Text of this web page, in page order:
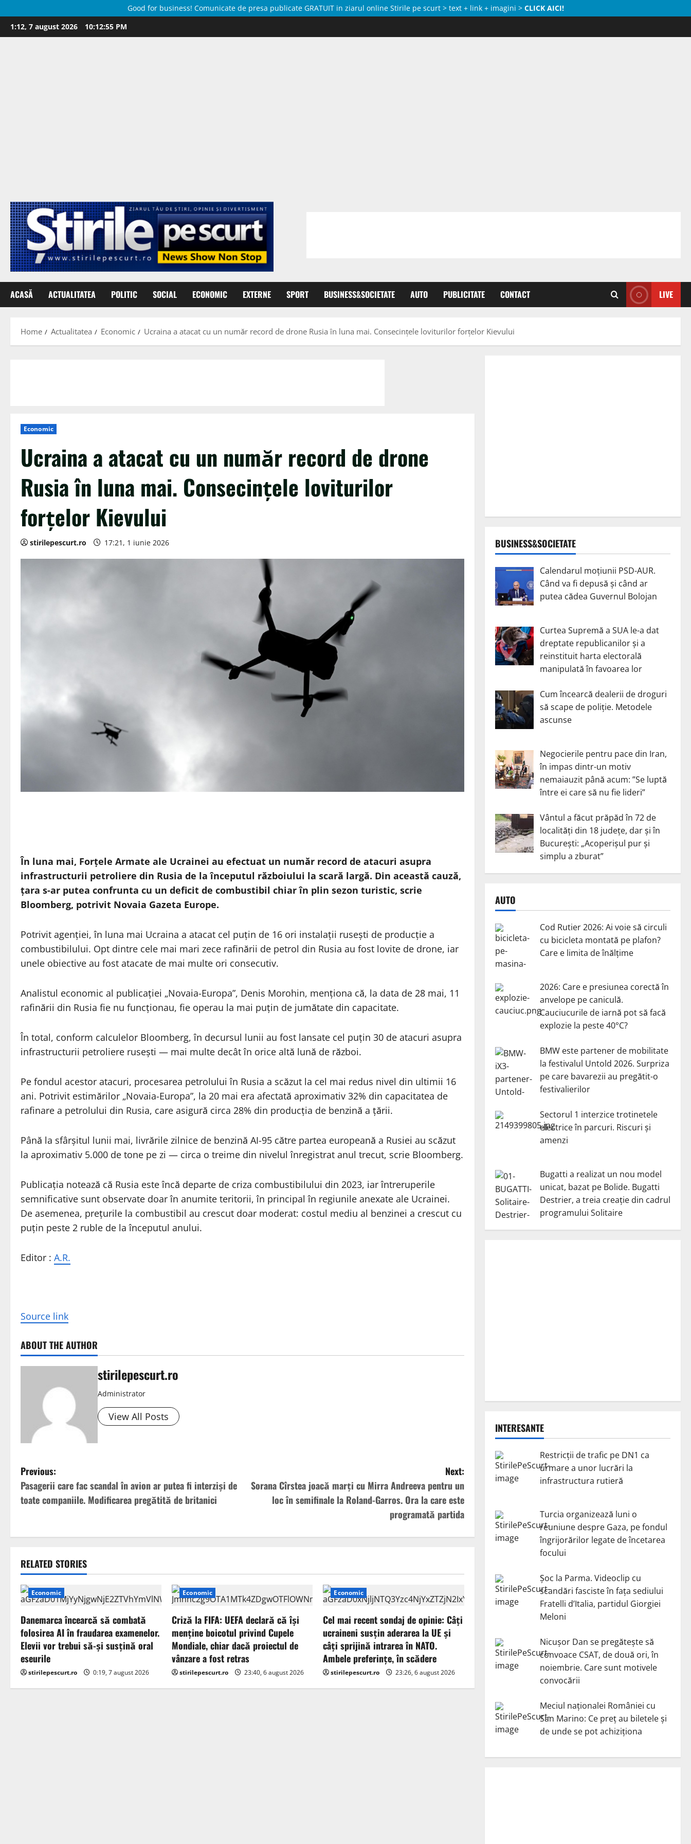
Good for business! Comunicate de presa publicate GRATUIT in ziarul online Stirile pe scurt > text + link + imagini > CLICK AICI!
Skip
to
1:12, 7 august 2026 10:12:56 PM
ACASĂ ACTUALITATEA POLITIC SOCIAL ECONOMIC EXTERNE SPORT BUSINESS&SOCIETATE AUTO PUBLICITATE CONTACT LIVE
Home Actualitatea Economic Ucraina a atacat cu un număr record de drone Rusia în luna mai. Consecințele loviturilor forțelor Kievului
Economic
Ucraina a atacat cu un număr record de drone
Rusia în luna mai. Consecințele loviturilor
forțelor Kievului
stirilepescurt.ro 17:21, 1 iunie 2026
În luna mai, Forțele Armate ale Ucrainei au efectuat un număr record de atacuri asupra
infrastructurii petroliere din Rusia de la începutul războiului la scară largă. Din această cauză,
țara s-ar putea confrunta cu un deficit de combustibil chiar în plin sezon turistic, scrie
Bloomberg, potrivit Novaia Gazeta Europe.
Potrivit agenției, în luna mai Ucraina a atacat cel puțin de 16 ori instalații rusești de producție a
combustibilului. Opt dintre cele mai mari zece rafinării de petrol din Rusia au fost lovite de drone, iar
unele obiective au fost atacate de mai multe ori consecutiv.
Analistul economic al publicației „Novaia-Europa”, Denis Morohin, menționa că, la data de 28 mai, 11
rafinării din Rusia fie nu funcționau, fie operau la mai puțin de jumătate din capacitate.
În total, conform calculelor Bloomberg, în decursul lunii au fost lansate cel puțin 30 de atacuri asupra
infrastructurii petroliere rusești — mai multe decât în orice altă lună de război.
Pe fondul acestor atacuri, procesarea petrolului în Rusia a scăzut la cel mai redus nivel din ultimii 16
ani. Potrivit estimărilor „Novaia-Europa”, la 20 mai era afectată aproximativ 32% din capacitatea de
rafinare a petrolului din Rusia, care asigură circa 28% din producția de benzină a țării.
Până la sfârșitul lunii mai, livrările zilnice de benzină AI-95 către partea europeană a Rusiei au scăzut
la aproximativ 5.000 de tone pe zi — circa o treime din nivelul înregistrat anul trecut, scrie Bloomberg.
Publicația notează că Rusia este încă departe de criza combustibilului din 2023, iar întreruperile
semnificative sunt observate doar în anumite teritorii, în principal în regiunile anexate ale Ucrainei.
De asemenea, prețurile la combustibil au crescut doar moderat: costul mediu al benzinei a crescut cu
puțin peste 2 ruble de la începutul anului.
Editor : A.R.
Source link
ABOUT THE AUTHOR
stirilepescurt.ro
Administrator
View All Posts
P
o
t
n
a
v
i
g
a
t
Previous:
Pasagerii care fac scandal în avion ar putea fi interziși de
toate companiile. Modificarea pregătită de britanici
Next:
Sorana Cîrstea joacă marţi cu Mirra Andreeva pentru un
loc în semifinale la Roland-Garros. Ora la care este
programată partida
RELATED STORIES
Economic
Danemarca încearcă să combată
folosirea AI în fraudarea examenelor.
Elevii vor trebui să-şi susţină oral
eseurile
stirilepescurt.ro 0:19, 7 august 2026
Economic
Criză la FIFA: UEFA declară că îşi
menţine boicotul privind Cupele
Mondiale, chiar dacă proiectul de
vânzare a fost retras
stirilepescurt.ro 23:40, 6 august 2026
Economic
Cel mai recent sondaj de opinie: Câți
ucraineni susțin aderarea la UE și
câți sprijină intrarea în NATO.
Ambele preferințe, în scădere
stirilepescurt.ro 23:26, 6 august 2026
BUSINESS&SOCIETATE
Calendarul moțiunii PSD-AUR.
Când va fi depusă și când ar
putea cădea Guvernul Bolojan
Curtea Supremă a SUA le-a dat
dreptate republicanilor și a
reinstituit harta electorală
manipulată în favoarea lor
Cum încearcă dealerii de droguri
să scape de poliție. Metodele
ascunse
Negocierile pentru pace din Iran,
în impas dintr-un motiv
nemaiauzit până acum: ”Se luptă
între ei care să nu fie lideri”
Vântul a făcut prăpăd în 72 de
localități din 18 județe, dar și în
București: „Acoperișul pur și
simplu a zburat”
AUTO
Cod Rutier 2026: Ai voie să circuli
cu bicicleta montată pe plafon?
Care e limita de înălțime
2026: Care e presiunea corectă în
anvelope pe caniculă.
Cauciucurile de iarnă pot să facă
explozie la peste 40°C?
BMW este partener de mobilitate
la festivalul Untold 2026. Surpriza
pe care bavarezii au pregătit-o
festivalierilor
Sectorul 1 interzice trotinetele
electrice în parcuri. Riscuri și
amenzi
Bugatti a realizat un nou model
unicat, bazat pe Bolide. Bugatti
Destrier, a treia creație din cadrul
programului Solitaire
INTERESANTE
Restricții de trafic pe DN1 ca
urmare a unor lucrări la
infrastructura rutieră
Turcia organizează luni o
reuniune despre Gaza, pe fondul
îngrijorărilor legate de încetarea
focului
Șoc la Parma. Videoclip cu
scandări fasciste în fața sediului
Fratelli d’Italia, partidul Giorgiei
Meloni
Nicuşor Dan se pregăteşte să
convoace CSAT, de două ori, în
noiembrie. Care sunt motivele
convocării
Meciul naționalei României cu
San Marino: Ce preț au biletele și
de unde se pot achiziționa